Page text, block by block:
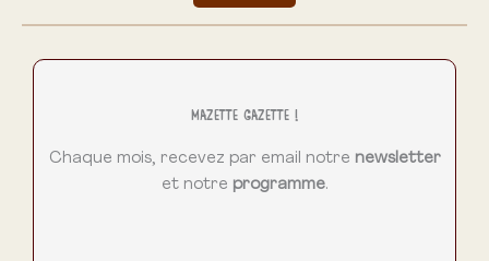
Mazette Gazette !
Chaque mois, recevez par email notre newsletter
et notre programme.